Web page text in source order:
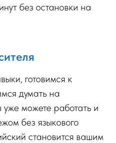
без остановки на
готовимся к
думать на
уже можете работать и
без языкового
становится вашим